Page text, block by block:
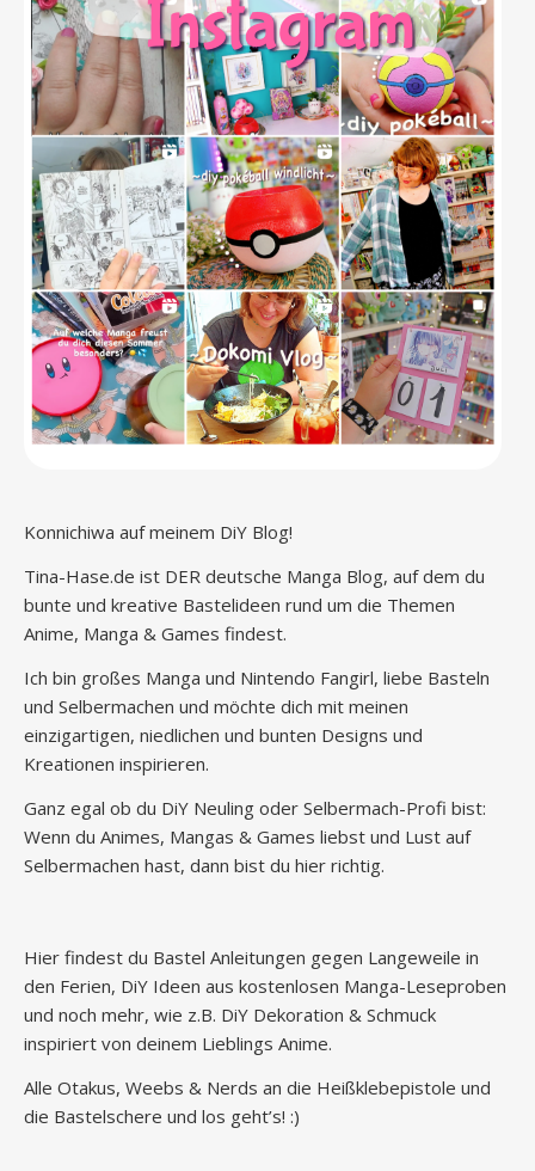
Konnichiwa auf meinem DiY Blog!
Tina-Hase.de ist DER deutsche Manga Blog, auf dem du
bunte und kreative Bastelideen rund um die Themen
Anime, Manga & Games findest.
Ich bin großes Manga und Nintendo Fangirl, liebe Basteln
und Selbermachen und möchte dich mit meinen
einzigartigen, niedlichen und bunten Designs und
Kreationen inspirieren.
Ganz egal ob du DiY Neuling oder Selbermach-Profi bist:
Wenn du Animes, Mangas & Games liebst und Lust auf
Selbermachen hast, dann bist du hier richtig.
Hier findest du Bastel Anleitungen gegen Langeweile in
den Ferien, DiY Ideen aus kostenlosen Manga-Leseproben
und noch mehr, wie z.B. DiY Dekoration & Schmuck
inspiriert von deinem Lieblings Anime.
Alle Otakus, Weebs & Nerds an die Heißklebepistole und
die Bastelschere und los geht’s! :)